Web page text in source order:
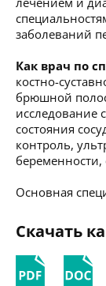
заболеваний
Как врач по
костно-
брюшной
исследование
состояния
контроль,
беременности,
Основная
Скачать